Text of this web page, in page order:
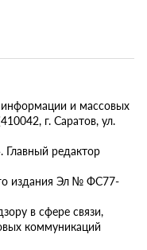
и массовых
г. Саратов, ул.
редактор
издания Эл № ФС77-
в сфере связи,
коммуникаций